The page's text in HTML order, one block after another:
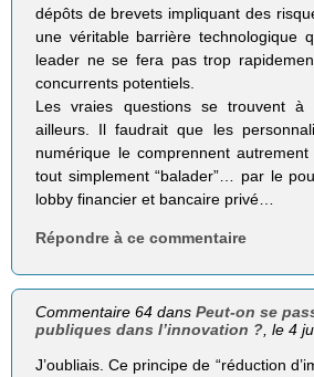
dépôts de brevets impliquant des
une véritable barrière technologique
leader ne se fera pas trop
concurrents potentiels.
Les vraies questions se trouvent
ailleurs. Il faudrait que les
numérique le comprennent
tout simplement “balader”… par le
lobby financier et bancaire privé…
Répondre à ce commentaire
Commentaire 64 dansPeut-on se
publiques dans l’innovation ? , le 4
J’oubliais. Ce principe de “réduction